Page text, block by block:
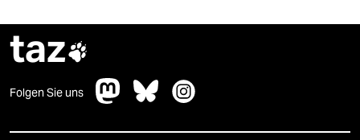
taz
Folgen Sie uns